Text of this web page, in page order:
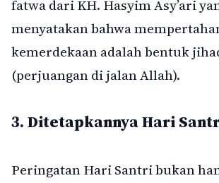
fatwa dari KH. Hasyim Asy’ari
menyatakan bahwa
kemerdekaan adalah bentuk
(perjuangan di jalan Allah).
3. Ditetapkannya Hari
Peringatan Hari Santri bukan